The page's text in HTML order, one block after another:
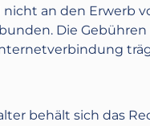
an den Erwerb
Die Gebühren
behält sich das